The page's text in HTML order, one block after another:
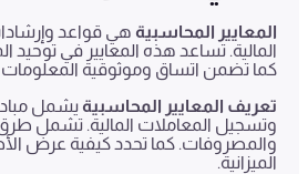
المعايير المحاسبية هي قواعد
المالية. تساعد هذه المعايير في توحيد
كما تضمن اتساق وموثوقية المعلومات
تعريف المعايير المحاسبية يشمل
وتسجيل المعاملات المالية. تشمل
والمصروفات. كما تحدد كيفية عرض
الميزانية.